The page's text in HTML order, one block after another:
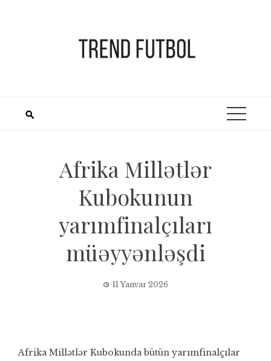
Afrika Millətlər
Kubokunun
yarımfinalçıları
müəyyənləşdi
11 Yanvar 2026
Afrika Millətlər Kubokunda bütün yarımfinalçılar